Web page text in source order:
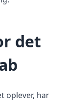
det
oplever, har